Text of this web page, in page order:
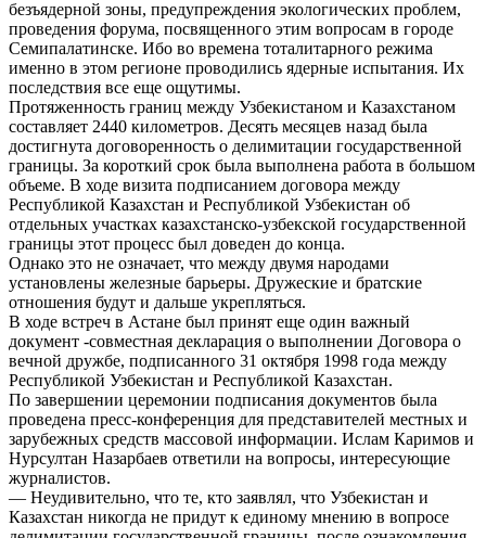
безъядерной зоны, предупреждения экологических проблем,
проведения форума, посвященного этим вопросам в городе
Семипалатинске. Ибо во времена тоталитарного режима
именно в этом регионе проводились ядерные испытания. Их
последствия все еще ощутимы.
Протяженность границ между Узбекистаном и Казахстаном
составляет 2440 километров. Десять месяцев назад была
достигнута договоренность о делимитации государственной
границы. За короткий срок была выполнена работа в большом
объеме. В ходе визита подписанием договора между
Республикой Казахстан и Республикой Узбекистан об
отдельных участках казахстанско-узбекской государственной
границы этот процесс был доведен до конца.
Однако это не означает, что между двумя народами
установлены железные барьеры. Дружеские и братские
отношения будут и дальше укрепляться.
В ходе встреч в Астане был принят еще один важный
документ -совместная декларация о выполнении Договора о
вечной дружбе, подписанного 31 октября 1998 года между
Республикой Узбекистан и Республикой Казахстан.
По завершении церемонии подписания документов была
проведена пресс-конференция для представителей местных и
зарубежных средств массовой информации. Ислам Каримов и
Нурсултан Назарбаев ответили на вопросы, интересующие
журналистов.
— Неудивительно, что те, кто заявлял, что Узбекистан и
Казахстан никогда не придут к единому мнению в вопросе